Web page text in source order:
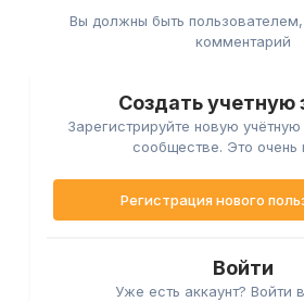
Вы должны быть пользователем,
комментарий
Создать учетную
Зарегистрируйте новую
сообществе. Это очень
Регистрация нового
Войти
Уже есть аккаунт? Войти